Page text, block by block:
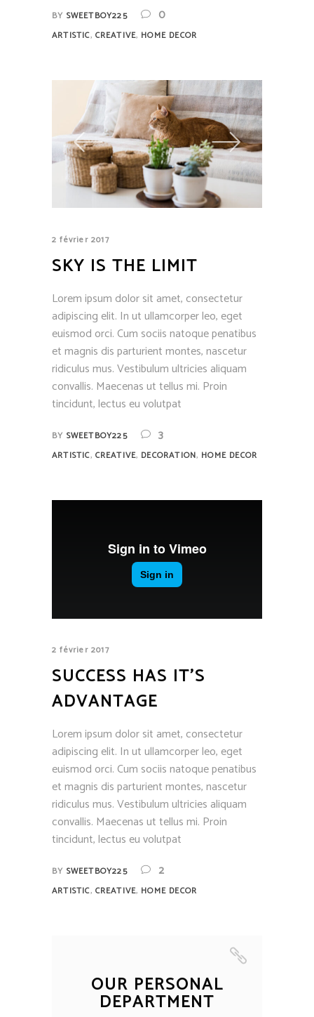
BY SWEETBOY225 0
ARTISTIC, CREATIVE, HOME DECOR
2 février 2017
SKY IS THE LIMIT
Lorem ipsum dolor sit amet, consectetur
adipiscing elit. In ut ullamcorper leo, eget
euismod orci. Cum sociis natoque penatibus
et magnis dis parturient montes, nascetur
ridiculus mus. Vestibulum ultricies aliquam
convallis. Maecenas ut tellus mi. Proin
tincidunt, lectus eu volutpat
BY SWEETBOY225 3
ARTISTIC, CREATIVE, DECORATION, HOME DECOR
2 février 2017
SUCCESS HAS IT’S
ADVANTAGE
Lorem ipsum dolor sit amet, consectetur
adipiscing elit. In ut ullamcorper leo, eget
euismod orci. Cum sociis natoque penatibus
et magnis dis parturient montes, nascetur
ridiculus mus. Vestibulum ultricies aliquam
convallis. Maecenas ut tellus mi. Proin
tincidunt, lectus eu volutpat
BY SWEETBOY225 2
ARTISTIC, CREATIVE, HOME DECOR
OUR PERSONAL
DEPARTMENT